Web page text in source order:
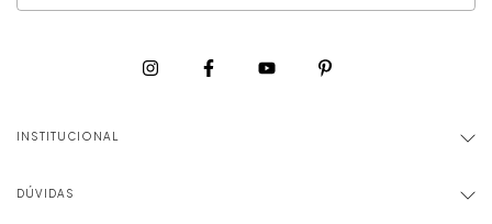
INSTITUCIONAL
DÚVIDAS